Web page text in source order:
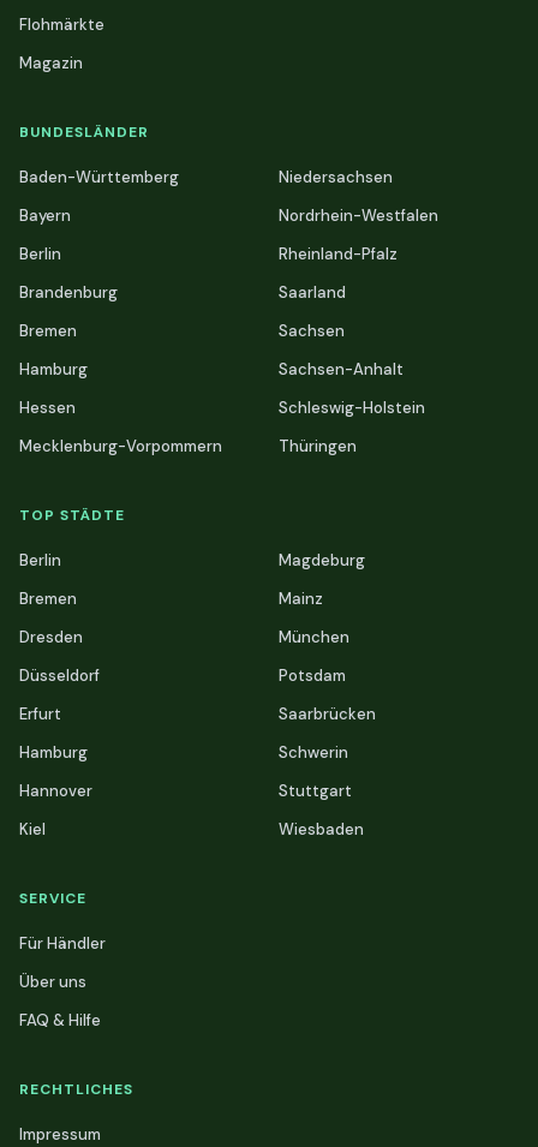
Flohmärkte
Magazin
BUNDESLÄNDER
Baden-Württemberg
Bayern
Berlin
Brandenburg
Bremen
Hamburg
Hessen
Mecklenburg-Vorpommern
Niedersachsen
Nordrhein-Westfalen
Rheinland-Pfalz
Saarland
Sachsen
Sachsen-Anhalt
Schleswig-Holstein
Thüringen
TOP STÄDTE
Berlin
Bremen
Dresden
Düsseldorf
Erfurt
Hamburg
Hannover
Kiel
Magdeburg
Mainz
München
Potsdam
Saarbrücken
Schwerin
Stuttgart
Wiesbaden
SERVICE
Für Händler
Über uns
FAQ & Hilfe
RECHTLICHES
Impressum